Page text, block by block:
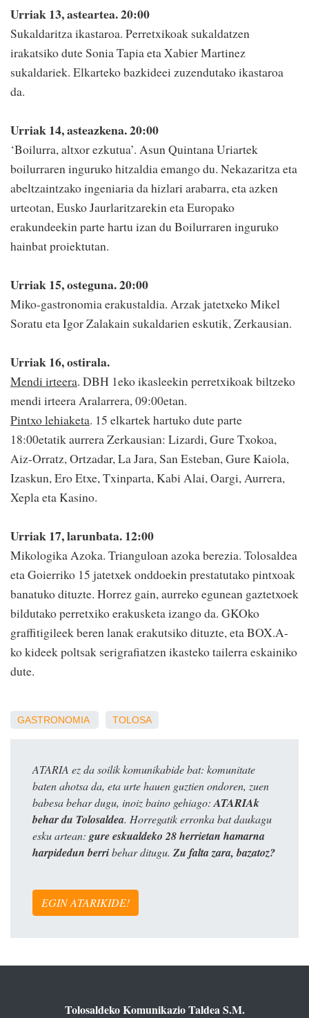
Urriak 13, asteartea. 20:00
Sukaldaritza ikastaroa. Perretxikoak sukaldatzen
irakatsiko dute Sonia Tapia eta Xabier Martinez
sukaldariek. Elkarteko bazkideei zuzendutako ikastaroa
da.
Urriak 14, asteazkena. 20:00
‘Boilurra, altxor ezkutua’. Asun Quintana Uriartek
boilurraren inguruko hitzaldia emango du. Nekazaritza eta
abeltzaintzako ingeniaria da hizlari arabarra, eta azken
urteotan, Eusko Jaurlaritzarekin eta Europako
erakundeekin parte hartu izan du Boilurraren inguruko
hainbat proiektutan.
Urriak 15, osteguna. 20:00
Miko-gastronomia erakustaldia. Arzak jatetxeko Mikel
Soratu eta Igor Zalakain sukaldarien eskutik, Zerkausian.
Urriak 16, ostirala.
Mendi irteera. DBH 1eko ikasleekin perretxikoak biltzeko
mendi irteera Aralarrera, 09:00etan.
Pintxo lehiaketa. 15 elkartek hartuko dute parte
18:00etatik aurrera Zerkausian: Lizardi, Gure Txokoa,
Aiz-Orratz, Ortzadar, La Jara, San Esteban, Gure Kaiola,
Izaskun, Ero Etxe, Txinparta, Kabi Alai, Oargi, Aurrera,
Xepla eta Kasino.
Urriak 17, larunbata. 12:00
Mikologika Azoka. Trianguloan azoka berezia. Tolosaldea
eta Goierriko 15 jatetxek onddoekin prestatutako pintxoak
banatuko dituzte. Horrez gain, aurreko egunean gaztetxoek
bildutako perretxiko erakusketa izango da. GKOko
graffitigileek beren lanak erakutsiko dituzte, eta BOX.A-
ko kideek poltsak serigrafiatzen ikasteko tailerra eskainiko
dute.
GASTRONOMIA TOLOSA
ATARIA ez da soilik komunikabide bat: komunitate
baten ahotsa da, eta urte hauen guztien ondoren, zuen
babesa behar dugu, inoiz baino gehiago: ATARIAk
behar du Tolosaldea. Horregatik erronka bat daukagu
esku artean: gure eskualdeko 28 herrietan hamarna
harpidedun berribehar ditugu. Zu falta zara, bazatoz?
EGIN ATARIKIDE!
Tolosaldeko Komunikazio Taldea S.M.